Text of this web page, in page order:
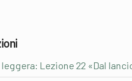
Lezione 22 «Dal